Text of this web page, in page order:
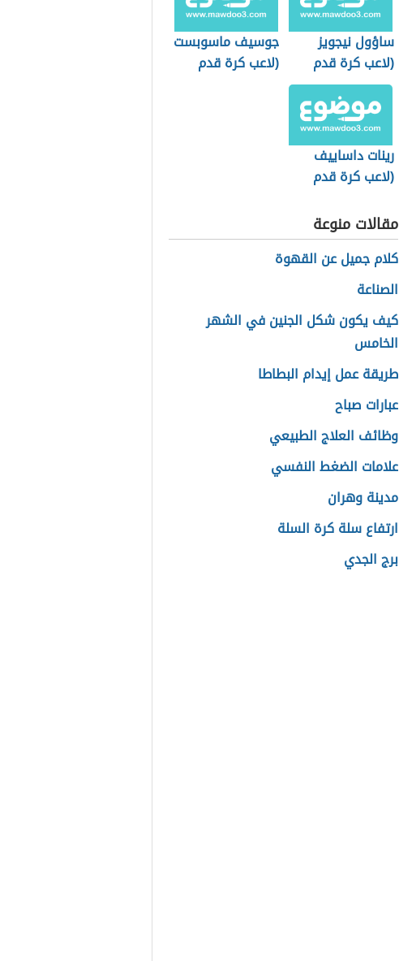
ساؤول نيجويز
(لاعب كرة قدم
إسباني)
جوسيف ماسوبست
(لاعب كرة قدم
رينات داساييف
(لاعب كرة قدم
مقالات منوعة
كلام جميل عن القهوة
الصناعة
كيف يكون شكل الجنين في الشهر
الخامس
طريقة عمل إيدام البطاطا
عبارات صباح
وظائف العلاج الطبيعي
علامات الضغط النفسي
مدينة وهران
ارتفاع سلة كرة السلة
برج الجدي